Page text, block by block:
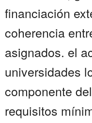
financiación
coherencia
asignados. el
universidades
componente
requisitos